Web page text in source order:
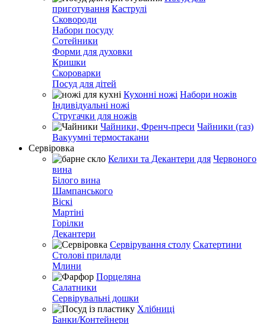
приготування Каструлі
Сковороди
Набори посуду
Сотейники
Форми для духовки
Кришки
Скороварки
Посуд для дітей
Кухонні ножі Набори ножів
Індивідуальні ножі
Стругачки для ножів
Чайники, Френч-преси Чайники (газ)
Вакуумні термостакани
Сервіровка
Келихи та Декантери для Червоного
вина
Білого вина
Шампанського
Віскі
Мартіні
Горілки
Декантери
Сервірування столу Скатертини
Столові прилади
Млини
Порцеляна
Салатники
Сервірувальні дошки
Хлібниці
Банки/Контейнери